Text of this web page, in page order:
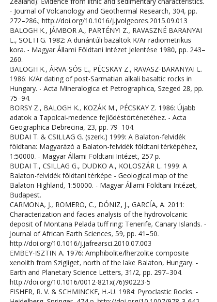
- Journal of Volcanology and Geothermal Research, 304, pp.
272–286.; http://doi.org/10.1016/j.jvolgeores.2015.09.013
BALOGH K., JÁMBOR A., PARTÉNYI Z., RAVASZNÉ BARANYAI
L., SOLTI G. 1982: A dunántúli bazaltok K/Ar radiometrikus
kora. - Magyar Állami Földtani Intézet Jelentése 1980, pp. 243–
260.
BALOGH K., ÁRVA-SÓS E., PÉCSKAY Z., RAVASZ-BARANYAI L.
1986: K/Ar dating of post-Sarmatian alkali basaltic rocks in
Hungary. - Acta Mineralogica et Petrographica, Szeged 28, pp.
75–94.
BORSY Z., BALOGH K., KOZÁK M., PÉCSKAY Z. 1986: Újabb
adatok a Tapolcai-medence fejlődéstörténetéhez. - Acta
Geographica Debrecina, 23, pp. 79–104.
BUDAI T. & CSILLAG G. (szerk.) 1999: A Balaton-felvidék
földtana: Magyarázó a Balaton-felvidék földtani térképéhez,
1:50000. - Magyar Állami Földtani Intézet, 257 p.
BUDAI T., CSILLAG G., DUDKO A., KOLOSZÁR L. 1999: A
Balaton-felvidék földtani térképe - Geological map of the
Balaton Highland, 1:50000. - Magyar Állami Földtani Intézet,
Budapest.
CARMONA, J., ROMERO, C., DÓNIZ, J., GARCÍA, A. 2011:
Characterization and facies analysis of the hydrovolcanic
deposit of Montana Pelada tuff ring: Tenerife, Canary Islands. -
Journal of African Earth Sciences, 59, pp. 41–50.
http://doi.org/10.1016/j.jafrearsci.2010.07.003
EMBEY-ISZTIN A. 1976: Amphibolite/lherzolite composite
xenolith from Szigliget, north of the lake Balaton, Hungary. -
Earth and Planetary Science Letters, 31/2, pp. 297–304.
http://doi.org/10.1016/0012-821x(76)90223-5
FISHER, R. V. & SCHMINCKE, H.-U. 1984: Pyroclastic Rocks. -